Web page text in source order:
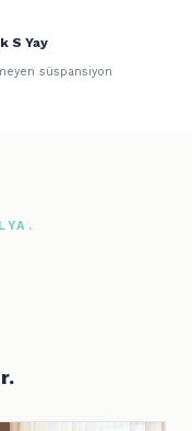
S Yay
süspansiyon